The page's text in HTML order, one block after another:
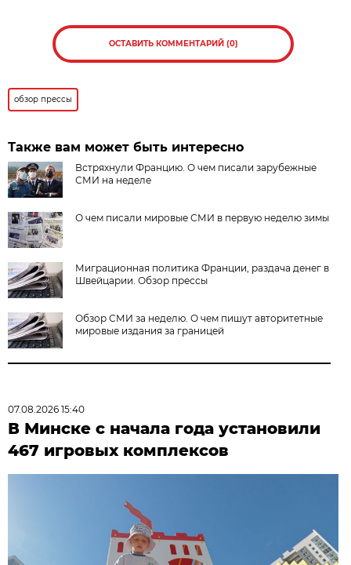
ОСТАВИТЬ КОММЕНТАРИЙ (0)
обзор прессы
Также вам может быть интересно
Встряхнули Францию. О чем писали зарубежные
СМИ на неделе
О чем писали мировые СМИ в первую неделю зимы
Миграционная политика Франции, раздача денег в
Швейцарии. Обзор прессы
Обзор СМИ за неделю. О чем пишут авторитетные
мировые издания за границей
07.08.2026 15:40
В Минске с начала года установили
467 игровых комплексов